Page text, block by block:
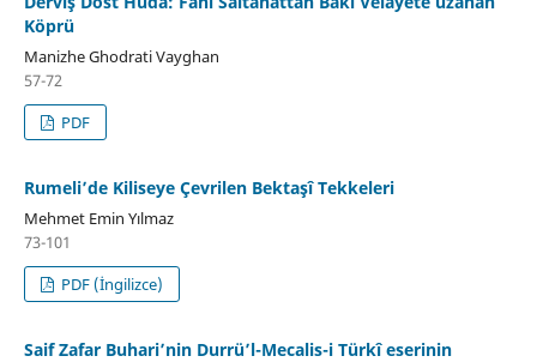
Köprü
Manizhe Ghodrati Vayghan
57-72
PDF
Rumeli’de Kiliseye Çevrilen Bektaşî Tekkeleri
Mehmet Emin Yılmaz
73-101
PDF (İngilizce)
Saif Zafar Buhari’nin Durrü’l-Mecalis-i Türkî eserinin